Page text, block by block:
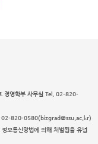
영학부 사무실 Tel. 02-820-
02-820-0580(bizgrad@ssu.ac.kr)
보통신망법에 의해 처벌됨을 유념